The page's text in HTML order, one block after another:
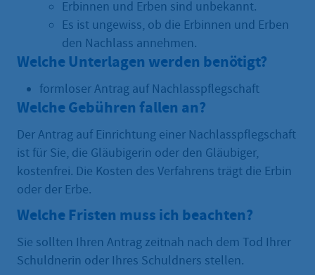
Erbinnen und Erben sind unbekannt.
Es ist ungewiss, ob die Erbinnen und Erben
den Nachlass annehmen.
Welche Unterlagen werden benötigt?
formloser Antrag auf Nachlasspflegschaft
Welche Gebühren fallen an?
Der Antrag auf Einrichtung einer Nachlasspflegschaft
ist für Sie, die Gläubigerin oder den Gläubiger,
kostenfrei. Die Kosten des Verfahrens trägt die Erbin
oder der Erbe.
Welche Fristen muss ich beachten?
Sie sollten Ihren Antrag zeitnah nach dem Tod Ihrer
Schuldnerin oder Ihres Schuldners stellen.